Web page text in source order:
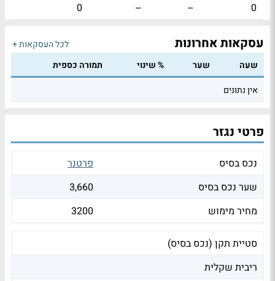
0
--
--
0
עסקאות אחרונות
לכל העסקאות +
שעה
שער % שינוי
תמורה כספית
אין נתונים
פרטי נגזר
נכס בסיס
פרטנר
שער נכס בסיס
3,660
מחיר מימוש
3200
סטיית תקן (נכס בסיס)
ריבית שקלית